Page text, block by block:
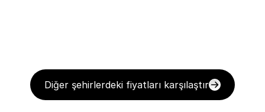
Diğer şehirlerdeki fiyatları karşılaştır